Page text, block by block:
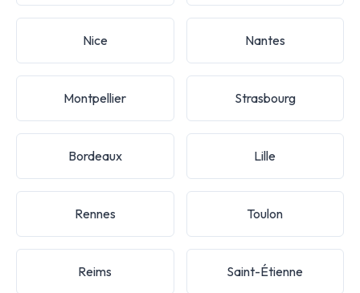
Nice Nantes
Montpellier Strasbourg
Bordeaux Lille
Rennes Toulon
Reims Saint-Étienne